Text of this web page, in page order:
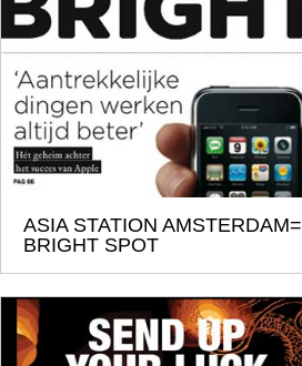
ASIA STATION AMSTERDAM=
BRIGHT SPOT